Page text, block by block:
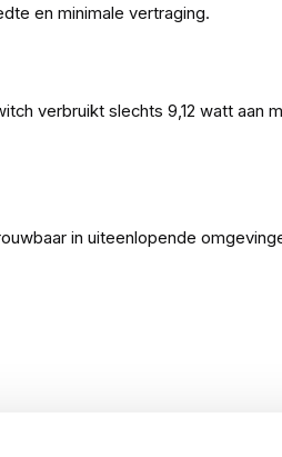
en minimale vertraging.
verbruikt slechts 9,12 watt aan
in uiteenlopende